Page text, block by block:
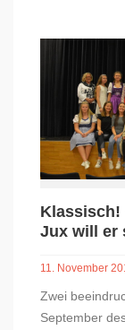
Klassisch!
Jux will er
11. November
Zwei
September